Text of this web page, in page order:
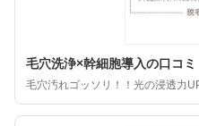
毛穴洗浄×幹細胞導入の口コミ
毛穴汚れゴッソリ！！光の浸透力